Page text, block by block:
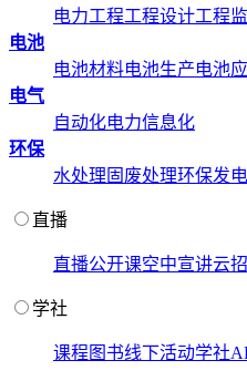
电力工程工程设计工程
电池
电池材料电池生产电池
电气
自动化电力信息化
环保
水处理 固废处理环保发电
直播
直播公开课空中宣讲云
学社
课程 图书线下活动学社